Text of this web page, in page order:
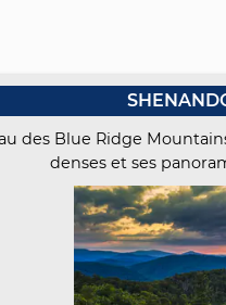
des Blue Ridge
denses et ses